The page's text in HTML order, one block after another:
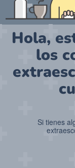
Hola,
los
Si tienes